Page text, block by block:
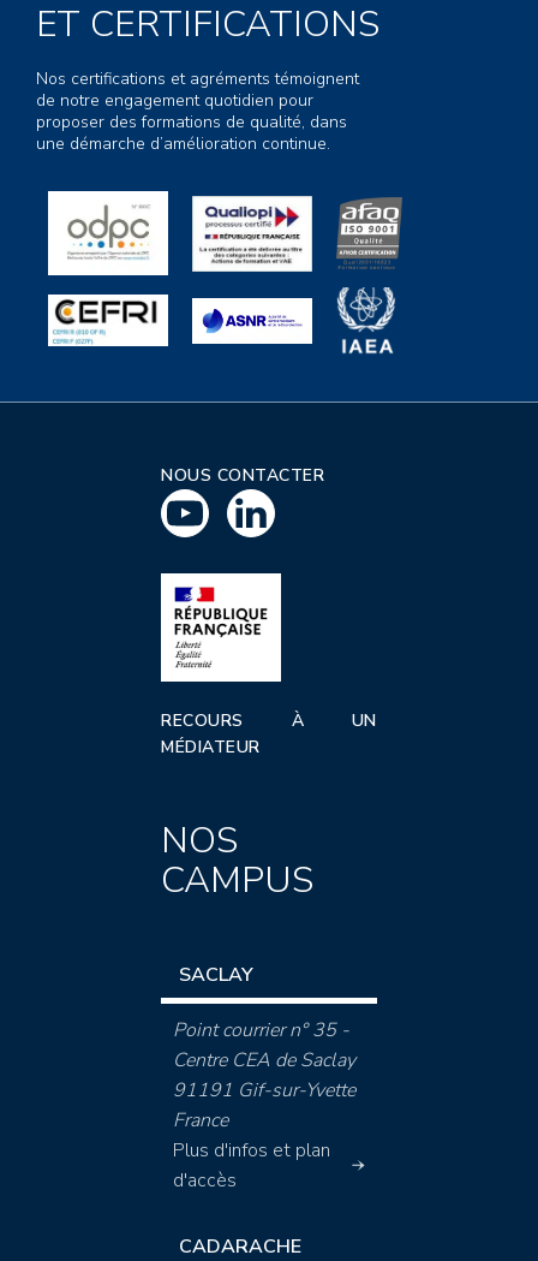
ET CERTIFICATIONS
Nos certifications et agréments témoignent
de notre engagement quotidien pour
proposer des formations de qualité, dans
une démarche d’amélioration continue.
NOUS CONTACTER
RECOURS À UN
MÉDIATEUR
NOS
CAMPUS
SACLAY
Point courrier n° 35 -
Centre CEA de Saclay
91191 Gif-sur-Yvette
France
Plus d'infos et plan
d'accès
CADARACHE